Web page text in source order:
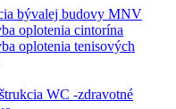
bývalej budovy MNV
oplotenia cintorína
oplotenia tenisových
WC -zdravotné